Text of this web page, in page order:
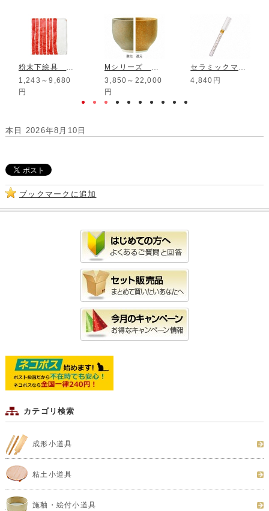
粉末下絵具 楽焼用 赤
1,243～9,680
円
Mシリーズ 茶砂地釉
3,850～22,000
円
セラミックマーカー イエロー
4,840円
本日 2026年8月10日
ブックマークに追加
カテゴリ検索
成形小道具
粘土小道具
施釉・絵付小道具